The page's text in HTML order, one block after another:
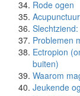
Rode ogen
Problemen
Ectropion
buiten)
Waarom
Jeukende